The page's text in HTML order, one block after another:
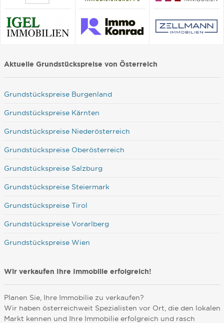
Aktuelle Grundstückspreise von Österreich
Grundstückspreise Burgenland
Grundstückspreise Kärnten
Grundstückspreise Niederösterreich
Grundstückspreise Oberösterreich
Grundstückspreise Salzburg
Grundstückspreise Steiermark
Grundstückspreise Tirol
Grundstückspreise Vorarlberg
Grundstückspreise Wien
Wir verkaufen Ihre Immobilie erfolgreich!
Planen Sie, Ihre Immobilie zu verkaufen?
Wir haben österreichweit Spezialisten vor Ort, die den lokalen
Markt kennen und Ihre Immobilie erfolgreich und rasch